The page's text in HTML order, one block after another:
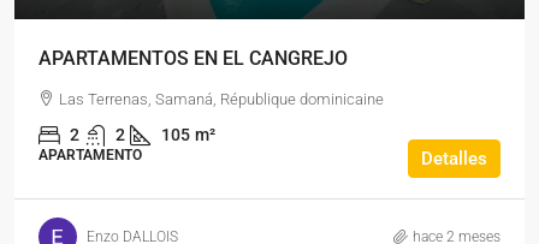
APARTAMENTOS EN EL CANGREJO
Las Terrenas, Samaná, République dominicaine
2 2 105 m²
APARTAMENTO Detalles
Enzo DALLOIS hace 2 meses